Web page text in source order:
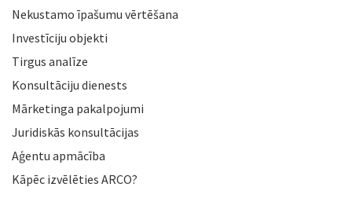
Nekustamo īpašumu vērtēšana
Investīciju objekti
Tirgus analīze
Konsultāciju dienests
Mārketinga pakalpojumi
Juridiskās konsultācijas
Aģentu apmācība
Kāpēc izvēlēties ARCO?